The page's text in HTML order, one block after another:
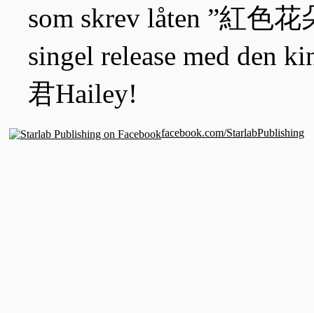
som skrev låten ”紅色花
singel release med den
君Hailey!
facebook.com/StarlabPublishing